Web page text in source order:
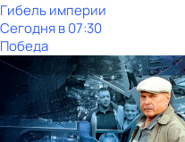
Гибель империи
Сегодня в 07:30
Победа